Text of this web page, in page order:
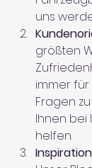
uns
größten
immer für
Fragen
Ihnen bei
helfen.